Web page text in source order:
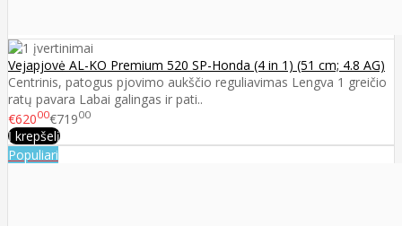
Vejapjovė AL-KO Premium 520 SP-Honda (4 in 1) (51 cm; 4.8 AG)
Centrinis, patogus pjovimo aukščio reguliavimas Lengva 1 greičio
ratų pavara Labai galingas ir pati..
€62000€71900
Į krepšelį
Populiari